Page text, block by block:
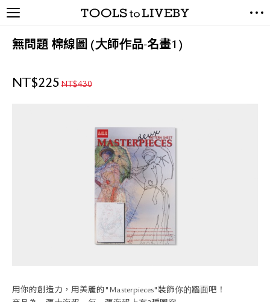
無問題 棉線圖 (大師作品-名畫1)
NT$225 NT$430
用你的創造力，用美麗的"Masterpieces"裝飾你的牆面吧！
EXCLUSIVES
LIVING TOOLS
常見問題